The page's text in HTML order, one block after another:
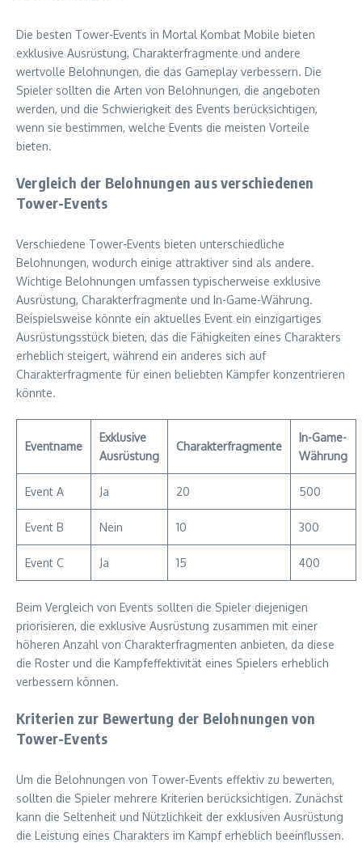
Die besten Tower-Events in Mortal Kombat Mobile bieten
exklusive Ausrüstung, Charakterfragmente und andere
wertvolle Belohnungen, die das Gameplay verbessern. Die
Spieler sollten die Arten von Belohnungen, die angeboten
werden, und die Schwierigkeit des Events berücksichtigen,
wenn sie bestimmen, welche Events die meisten Vorteile
bieten.
Vergleich der Belohnungen aus verschiedenen
Tower-Events
Verschiedene Tower-Events bieten unterschiedliche
Belohnungen, wodurch einige attraktiver sind als andere.
Wichtige Belohnungen umfassen typischerweise exklusive
Ausrüstung, Charakterfragmente und In-Game-Währung.
Beispielsweise könnte ein aktuelles Event ein einzigartiges
Ausrüstungsstück bieten, das die Fähigkeiten eines Charakters
erheblich steigert, während ein anderes sich auf
Charakterfragmente für einen beliebten Kämpfer konzentrieren
könnte.
Eventname
Exklusive
Ausrüstung
Charakterfragmente
In-Game-
Währung
Event A Ja 20 500
Event B Nein 10 300
Event C Ja 15 400
Beim Vergleich von Events sollten die Spieler diejenigen
priorisieren, die exklusive Ausrüstung zusammen mit einer
höheren Anzahl von Charakterfragmenten anbieten, da diese
die Roster und die Kampfeffektivität eines Spielers erheblich
verbessern können.
Kriterien zur Bewertung der Belohnungen von
Tower-Events
Um die Belohnungen von Tower-Events effektiv zu bewerten,
sollten die Spieler mehrere Kriterien berücksichtigen. Zunächst
kann die Seltenheit und Nützlichkeit der exklusiven Ausrüstung
die Leistung eines Charakters im Kampf erheblich beeinflussen.